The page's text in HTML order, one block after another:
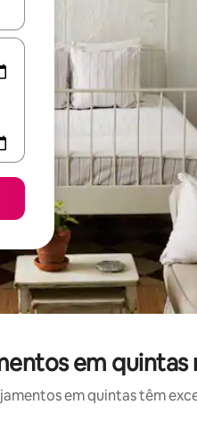
com as teclas de seta para
em quintas
em quintas têm